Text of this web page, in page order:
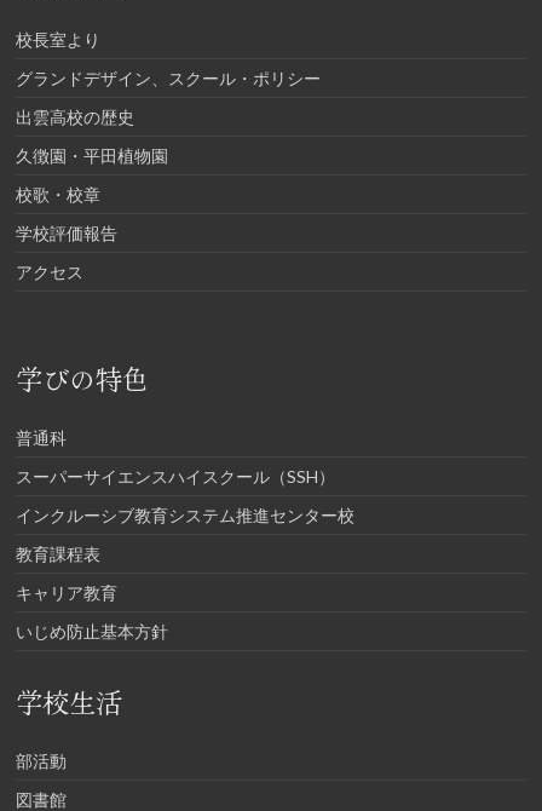
校長室より
グランドデザイン、スクール・ポリシー
出雲高校の歴史
久徴園・平田植物園
校歌・校章
学校評価報告
アクセス
学びの特色
普通科
スーパーサイエンスハイスクール（SSH）
インクルーシブ教育システム推進センター校
教育課程表
キャリア教育
いじめ防止基本方針
学校生活
部活動
図書館